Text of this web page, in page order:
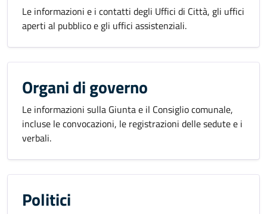
Le informazioni e i contatti degli Uffici di Città, gli uffici
aperti al pubblico e gli uffici assistenziali.
Organi di governo
Le informazioni sulla Giunta e il Consiglio comunale,
incluse le convocazioni, le registrazioni delle sedute e i
verbali.
Politici